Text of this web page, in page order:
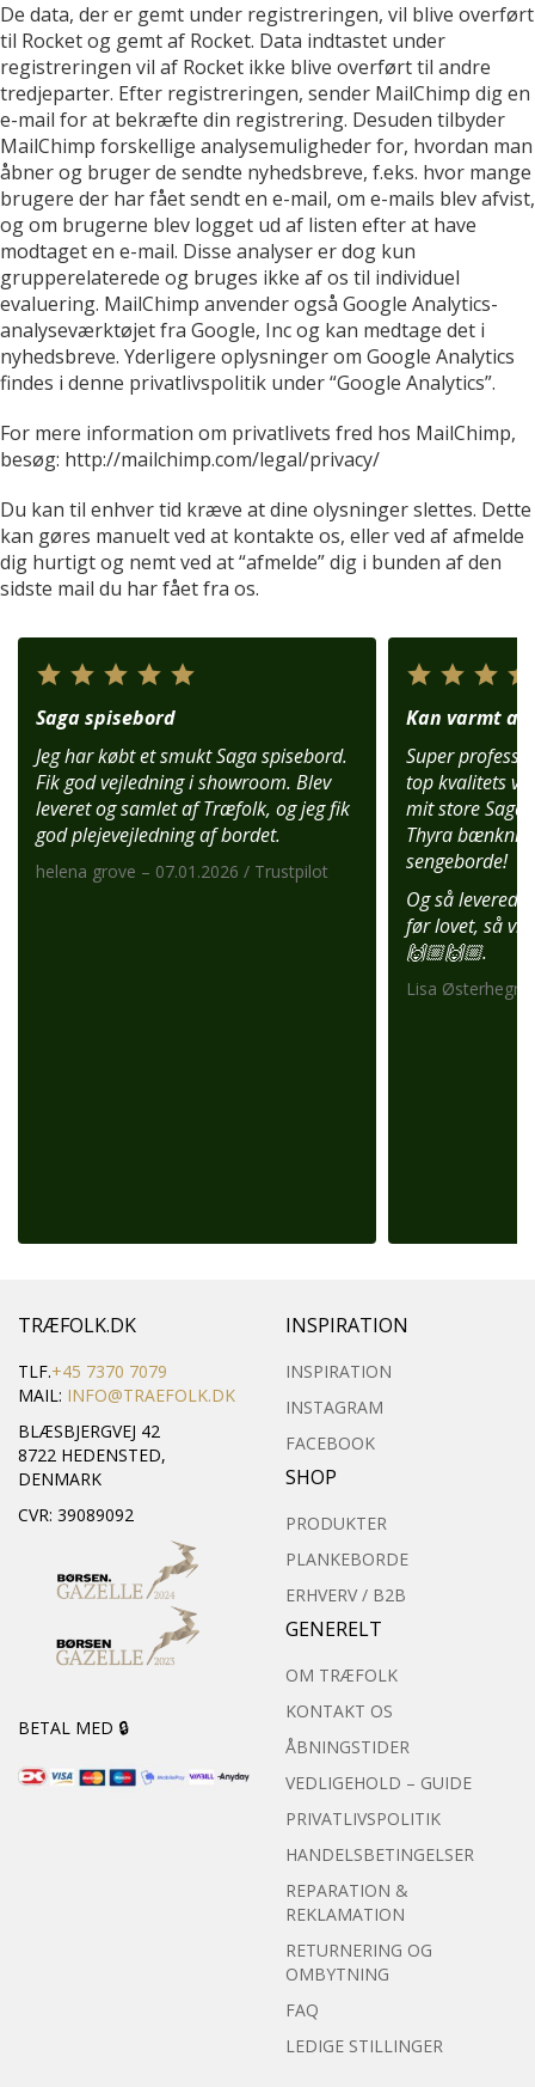
De data, der er gemt under registreringen, vil blive overført
til Rocket og gemt af Rocket. Data indtastet under
registreringen vil af Rocket ikke blive overført til andre
tredjeparter. Efter registreringen, sender MailChimp dig en
e-mail for at bekræfte din registrering. Desuden tilbyder
MailChimp forskellige analysemuligheder for, hvordan man
åbner og bruger de sendte nyhedsbreve, f.eks. hvor mange
brugere der har fået sendt en e-mail, om e-mails blev afvist,
og om brugerne blev logget ud af listen efter at have
modtaget en e-mail. Disse analyser er dog kun
grupperelaterede og bruges ikke af os til individuel
evaluering. MailChimp anvender også Google Analytics-
analyseværktøjet fra Google, Inc og kan medtage det i
nyhedsbreve. Yderligere oplysninger om Google Analytics
findes i denne privatlivspolitik under “Google Analytics”.
For mere information om privatlivets fred hos MailChimp,
besøg: http://mailchimp.com/legal/privacy/
Du kan til enhver tid kræve at dine olysninger slettes. Dette
kan gøres manuelt ved at kontakte os, eller ved af afmelde
dig hurtigt og nemt ved at “afmelde” dig i bunden af den
sidste mail du har fået fra os.
Saga spisebord
Jeg har købt et smukt Saga spisebord.
Fik god vejledning i showroom. Blev
leveret og samlet af Træfolk, og jeg fik
god plejevejledning af bordet.
helena grove – 07.01.2026 / Trustpilot
Kan varmt
Super
top kvalitets
mit store Saga
Thyra
sengeborde!
Og så
før lovet, så vi
🙌🏼🙌🏼.
Lisa Østerhegn
TRÆFOLK.DK
TLF.+45 7370 7079
MAIL: INFO@TRAEFOLK.DK
BLÆSBJERGVEJ 42
8722 HEDENSTED,
DENMARK
CVR: 39089092
BETAL MED 🔒
INSPIRATION
INSPIRATION
INSTAGRAM
FACEBOOK
SHOP
PRODUKTER
PLANKEBORDE
ERHVERV / B2B
GENERELT
OM TRÆFOLK
KONTAKT OS
ÅBNINGSTIDER
VEDLIGEHOLD – GUIDE
PRIVATLIVSPOLITIK
HANDELSBETINGELSER
REPARATION &
REKLAMATION
RETURNERING OG
OMBYTNING
FAQ
LEDIGE STILLINGER